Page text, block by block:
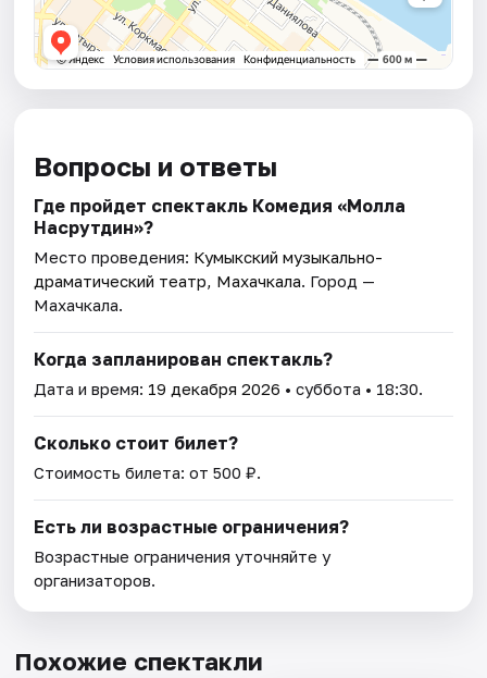
Вопросы и ответы
Где пройдет спектакль Комедия «Молла
Насрутдин»?
Место проведения: Кумыкский музыкально-
драматический театр, Махачкала. Город —
Махачкала.
Когда запланирован спектакль?
Дата и время: 19 декабря 2026 • суббота • 18:30.
Сколько стоит билет?
Стоимость билета: от 500 ₽.
Есть ли возрастные ограничения?
Возрастные ограничения уточняйте у
организаторов.
Похожие спектакли